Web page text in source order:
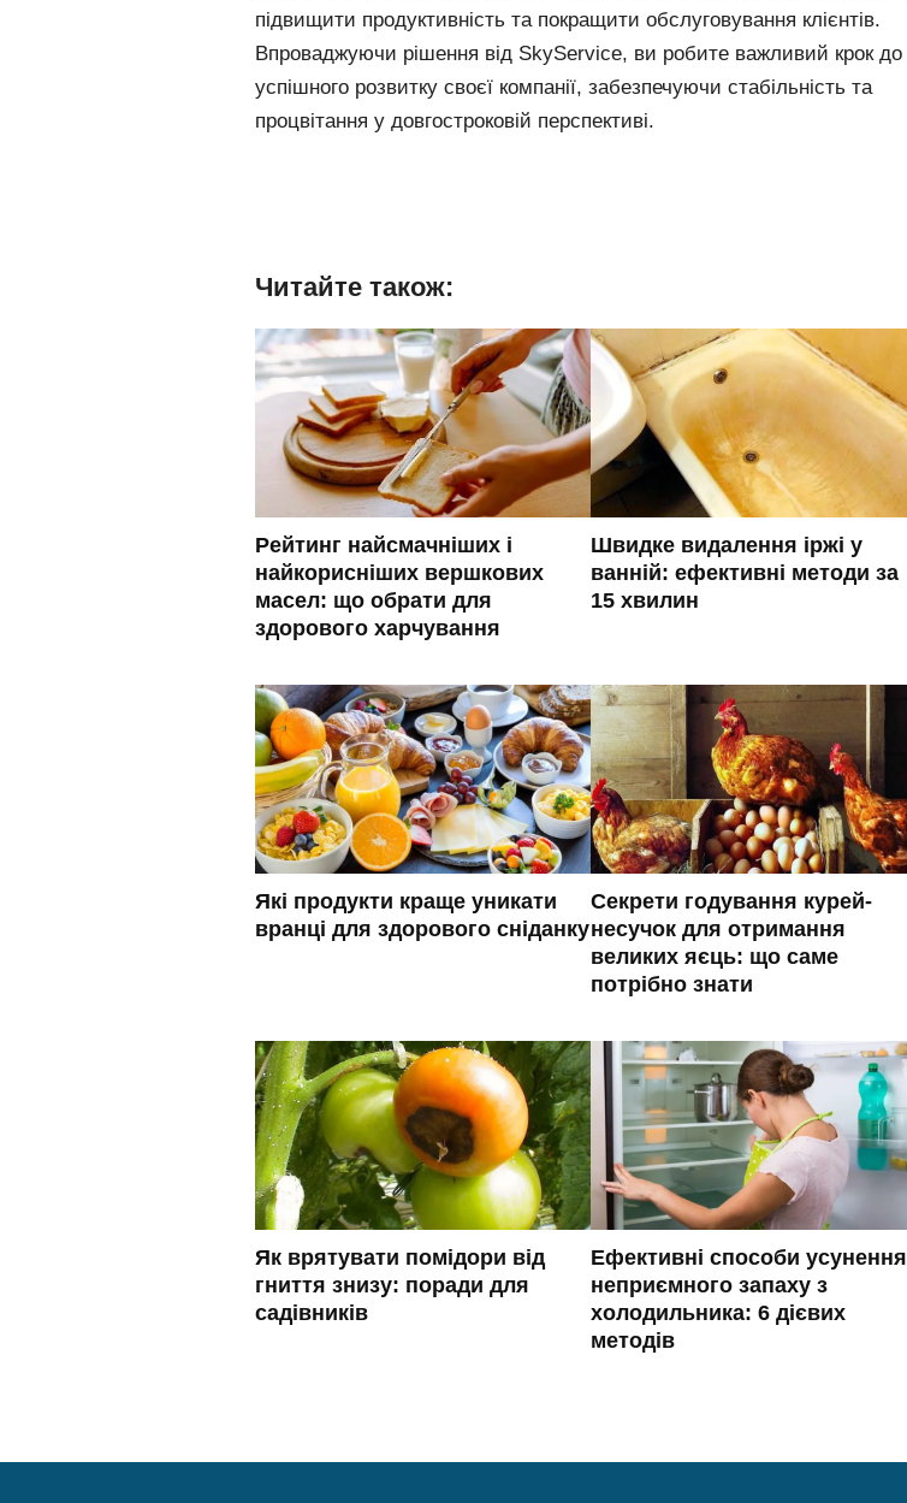
підвищити продуктивність та покращити обслуговування клієнтів.
Впроваджуючи рішення від SkyService, ви робите важливий крок до
успішного розвитку своєї компанії, забезпечуючи стабільність та
процвітання у довгостроковій перспективі.
Читайте також:
Рейтинг найсмачніших і
найкорисніших вершкових
масел: що обрати для
здорового харчування
Швидке видалення іржі у
ванній: ефективні методи за
15 хвилин
Які продукти краще уникати
вранці для здорового сніданку
Секрети годування курей-
несучок для отримання
великих яєць: що саме
потрібно знати
Як врятувати помідори від
гниття знизу: поради для
садівників
Ефективні способи усунення
неприємного запаху з
холодильника: 6 дієвих
методів